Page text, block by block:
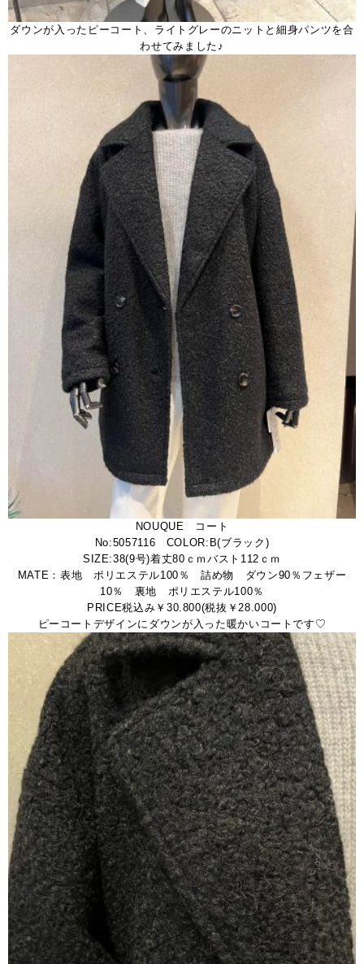
ダウンが入ったピーコート、ライトグレーのニットと細身パンツを合
わせてみました♪
NOUQUE コート
No:5057116 COLOR:B(ブラック)
SIZE:38(9号)着丈80ｃｍバスト112ｃｍ
MATE：表地 ポリエステル100％ 詰め物 ダウン90％フェザー
10％ 裏地 ポリエステル100％
PRICE税込み￥30.800(税抜￥28.000)
ピーコートデザインにダウンが入った暖かいコートです♡